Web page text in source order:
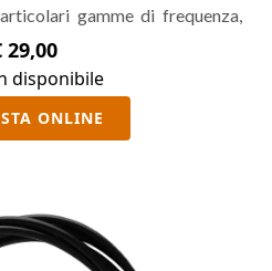
gamme di frequenza,
e particolarmente
ha segnato la storia del rock
29,00
disponibile
ONLINE